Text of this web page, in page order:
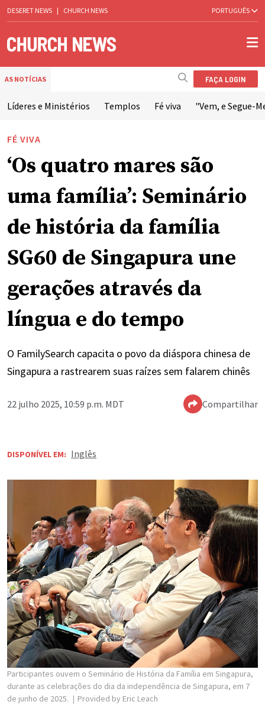
DESERET NEWS | CHURCH NEWS PORTUGUÊS
AS NOTÍCIAS FAÇA LOGIN
Líderes e Ministérios Templos Fé viva "Vem, e Segue-
FÉ VIVA
‘Os quatro mares são
uma família’: Seminário
de história da família
SG60 de Singapura une
gerações através da
língua e do tempo
O FamilySearch capacita o povo da diáspora chinesa de
Singapura a rastrearem suas raízes sem falarem chinês
22 julho 2025, 10:59 p.m. MDT Compartilhar
DISPONÍVEL EM: Inglês
Participantes ouvem o Seminário de História da Família em Singapura,
durante as celebrações do dia da independência de Singapura, em 7
de junho de 2025.
Provided by Eric Leach